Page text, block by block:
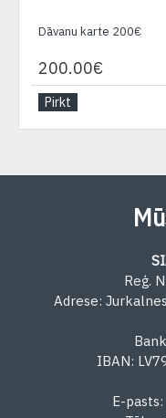
Dāvanu karte 200€
200.00€
Pirkt
Reģ.
Adrese:
IBAN:
E-